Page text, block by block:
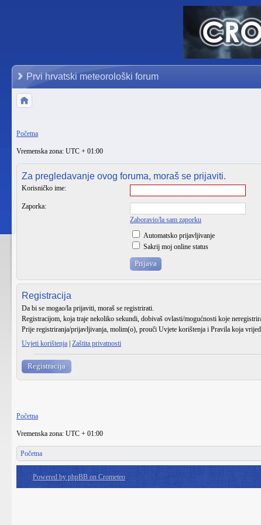
Prvi hrvatski meteorološki forum
Početna
Vremenska zona: UTC + 01:00
Za pregledavanje ovog foruma, moraš se prijaviti.
Korisničko ime:
Zaporka:
Zaboravio/la sam zaporku
Automatsko prijavljivanje
Sakrij moj online status
Registracija
Da bi se mogao/la prijaviti, moraš se registrirati.
Registracijom, koja traje nekoliko sekundi, dobivaš ovlasti/mogućnosti koje
Prije registriranja/prijavljivanja, molim(o), prouči Uvjete korištenja i Pravila koja
Uvjeti korištenja Zaštita privatnosti
Registracija
Početna
Vremenska zona: UTC + 01:00
Početna
Powered by phpBB on Crometeo